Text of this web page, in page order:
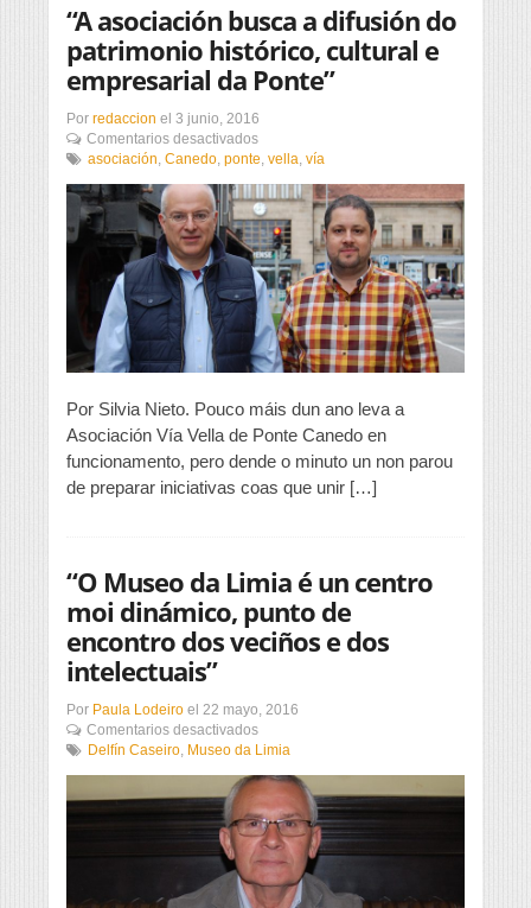
“A asociación busca a difusión do
patrimonio histórico, cultural e
empresarial da Ponte”
Por redaccion el 3 junio, 2016
Comentarios desactivadosen
“A
busca
a
difusión
do
patrimonio
histórico,
cultural
e
empresarial
Ponte”
asociación Canedo ponte vella vía
Por Silvia Nieto. Pouco máis dun ano leva a
Asociación Vía Vella de Ponte Canedo en
funcionamento, pero dende o minuto un non parou
de preparar iniciativas coas que unir […]
“O Museo da Limia é un centro
moi dinámico, punto de
encontro dos veciños e dos
intelectuais”
Por Paula Lodeiro el 22 mayo, 2016
Comentarios desactivadosen
“O
da
Limia
é
un
centro
moi
Delfín Caseiro Museo da Limia